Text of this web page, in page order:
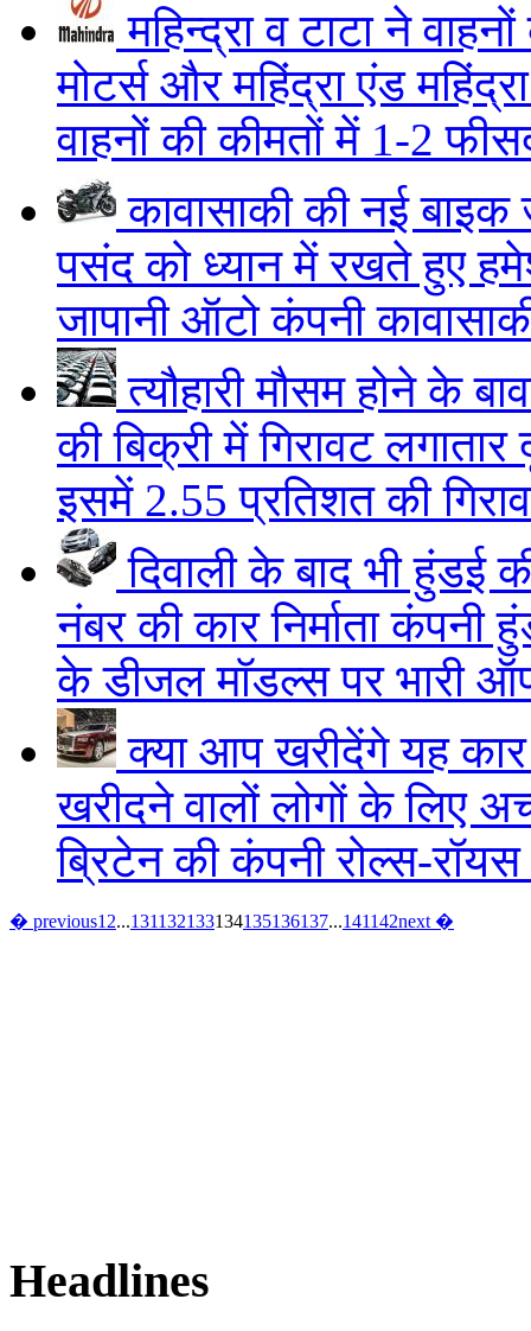
महिन्द्रा व टाटा ने
मोटर्स और महिंद्रा एंड
वाहनों की कीमतों में 1-2
कावासाकी की नई
पसंद को ध्यान में रखते हुए
जापानी ऑटो कंपनी
त्यौहारी मौसम होने के
की बिक्री में गिरावट
इसमें 2.55 प्रतिशत की
दिवाली के बाद भी हुंडई
नंबर की कार निर्माता कंपनी
के डीजल मॉडल्स पर भारी
क्या आप खरीदेंगे यह
खरीदने वालों लोगों के लिए
ब्रिटेन की कंपनी रोल्स-
� previous1 2...131132133134135136137...141142next �
Headlines